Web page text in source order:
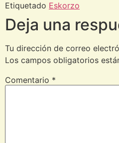
Etiquetado Eskorzo
Deja una
Tu dirección de correo
Los campos obligatorios
Comentario *